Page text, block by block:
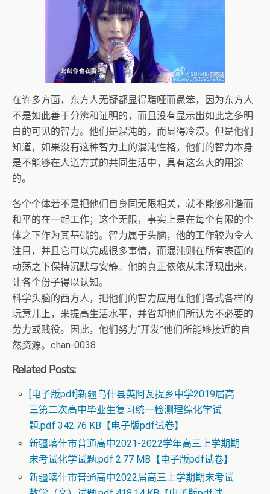
在许多方面，东方人无疑都显得黯哑而愚笨，因为东方人
不是如此善于分辨和证明的，而且没有显示出如此之多明
白的可见的智力。他们是混沌的，而显得冷漠。但是他们
知道，如果没有这种智力上的混沌性格，他们的智力本身
是不能够在人道方式的共同生活中，具有这么大的用途
的。
各个个体若不是把他们自身同无限相关，就不能够和谐而
和平的在一起工作；这个无限，事实上是在每个有限的个
体之下作为其基础的。智力属于头脑，他的工作较为令人
注目，并且它可以完成很多事情，而混沌则在所有表面的
动荡之下保持沉默与安静。他的真正依依从未浮现出来，
让各个份子得以认知。
科学头脑的西方人，把他们的智力应用在他们各式各样的
玩意儿上，来提高生活水平，并省却他们所认为不必要的
劳力或贱役。因此，他们努力“开发”他们所能够接近的自
然资源。chan-0038
Related Posts:
[电子版pdf]新疆乌什县英阿瓦提乡中学2019届高
三第二次高中毕业生复习统一检测理综化学试
题.pdf 342.76 KB【电子版pdf试卷】
新疆喀什市普通高中2021-2022学年高三上学期期
末考试化学试题.pdf 2.77 MB【电子版pdf试卷】
新疆喀什市普通高中2022届高三上学期期末考试